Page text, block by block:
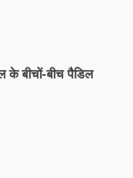
बीचों-बीच पैडिल